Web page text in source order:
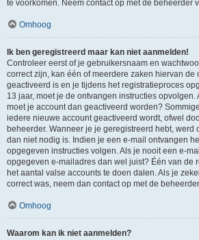
te voorkomen. Neem contact op met de beheerder
Omhoog
Ik ben geregistreerd maar kan niet aanmelden!
Controleer eerst of je gebruikersnaam en
correct zijn, kan één of meerdere zaken hiervan de
geactiveerd is en je tijdens het registratieproces
13 jaar, moet je de ontvangen instructies opvolgen.
moet je account dan geactiveerd worden?
iedere nieuwe account geactiveerd wordt, ofwel
beheerder. Wanneer je je geregistreerd hebt, werd
dan niet nodig is. Indien je een e-mail ontvangen
opgegeven instructies volgen. Als je nooit een e-
opgegeven e-mailadres dan wel juist? Één van de
het aantal valse accounts te doen dalen. Als je
correct was, neem dan contact op met de
Omhoog
Waarom kan ik niet aanmelden?